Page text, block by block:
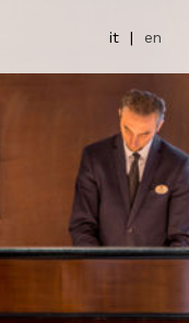
it | en